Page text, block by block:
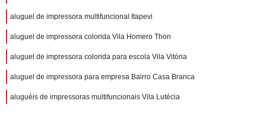
aluguel de impressora multifuncional Itapevi
aluguel de impressora colorida Vila Homero Thon
aluguel de impressora colorida para escola Vila Vitória
aluguel de impressora para empresa Bairro Casa Branca
aluguéis de impressoras multifuncionais Vila Lutécia